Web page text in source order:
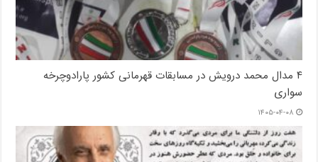
۴ مدال محمد درویش در مسابقات قهرمانی کشور پارادوچرخه
سواری
۱۴۰۵-۰۴-۰۸